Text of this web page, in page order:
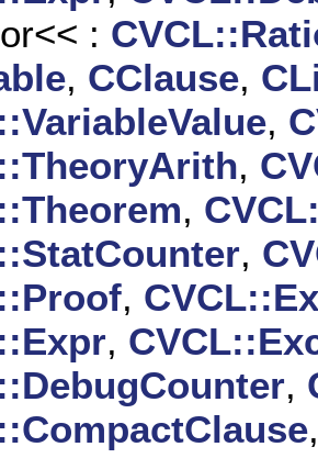
:
, CClause,
,
,
,
,
,
,
,